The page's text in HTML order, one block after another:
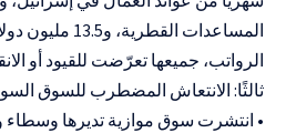
الرواتب، جميعها تعرّضت للقيود أو
ثالثًا: الانتعاش المضطرب للسوق
• انتشرت سوق موازية تديرها